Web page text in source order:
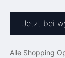
Jetzt bei
Alle Shopping